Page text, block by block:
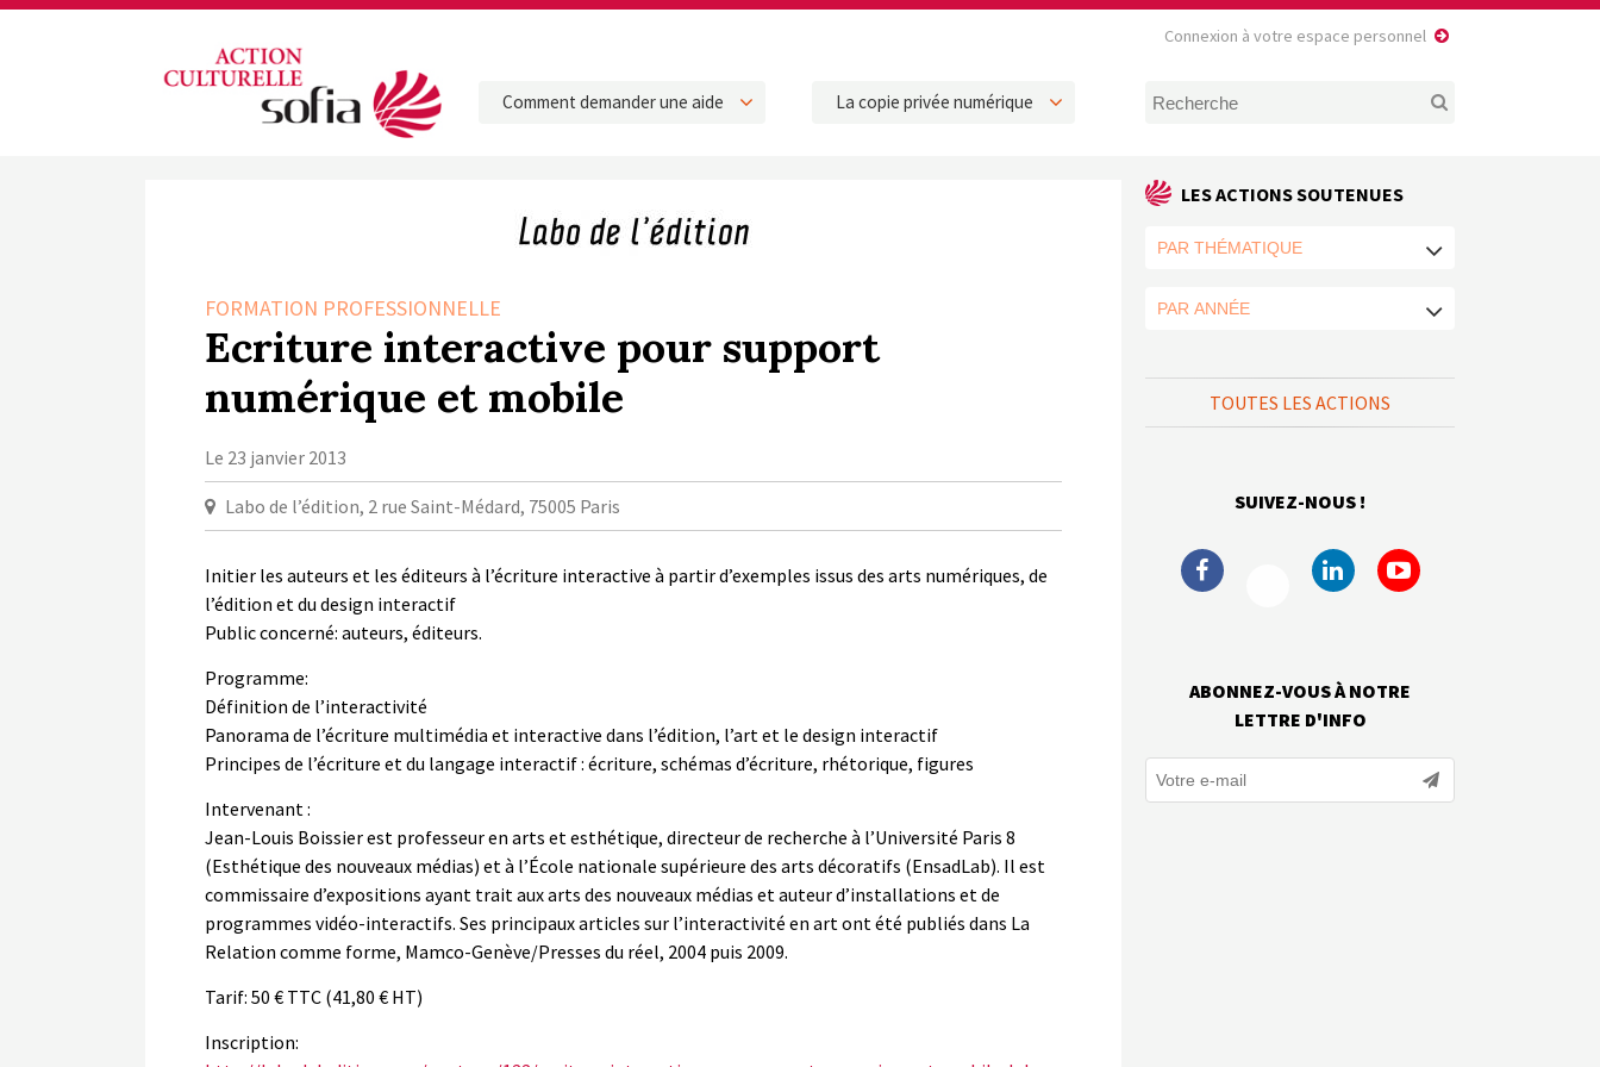
Comment demander une aide La copie privée numérique
Connexion à votre espace personnel
FORMATION PROFESSIONNELLE
Ecriture interactive pour support
numérique et mobile
Le 23 janvier 2013
Labo de l’édition, 2 rue Saint-Médard, 75005 Paris
Initier les auteurs et les éditeurs à l’écriture interactive à partir d’exemples issus des arts numériques, de
l’édition et du design interactif
Public concerné: auteurs, éditeurs.
Programme:
Définition de l’interactivité
Panorama de l’écriture multimédia et interactive dans l’édition, l’art et le design interactif
Principes de l’écriture et du langage interactif : écriture, schémas d’écriture, rhétorique, figures
Intervenant :
Jean-Louis Boissier est professeur en arts et esthétique, directeur de recherche à l’Université Paris 8
(Esthétique des nouveaux médias) et à l’École nationale supérieure des arts décoratifs (EnsadLab). Il est
commissaire d’expositions ayant trait aux arts des nouveaux médias et auteur d’installations et de
programmes vidéo-interactifs. Ses principaux articles sur l’interactivité en art ont été publiés dans La
Relation comme forme, Mamco-Genève/Presses du réel, 2004 puis 2009.
Tarif: 50 € TTC (41,80 € HT)
Inscription:
LES ACTIONS SOUTENUES
TOUTES LES ACTIONS
SUIVEZ-NOUS !
ABONNEZ-VOUS À NOTRE
LETTRE D'INFO